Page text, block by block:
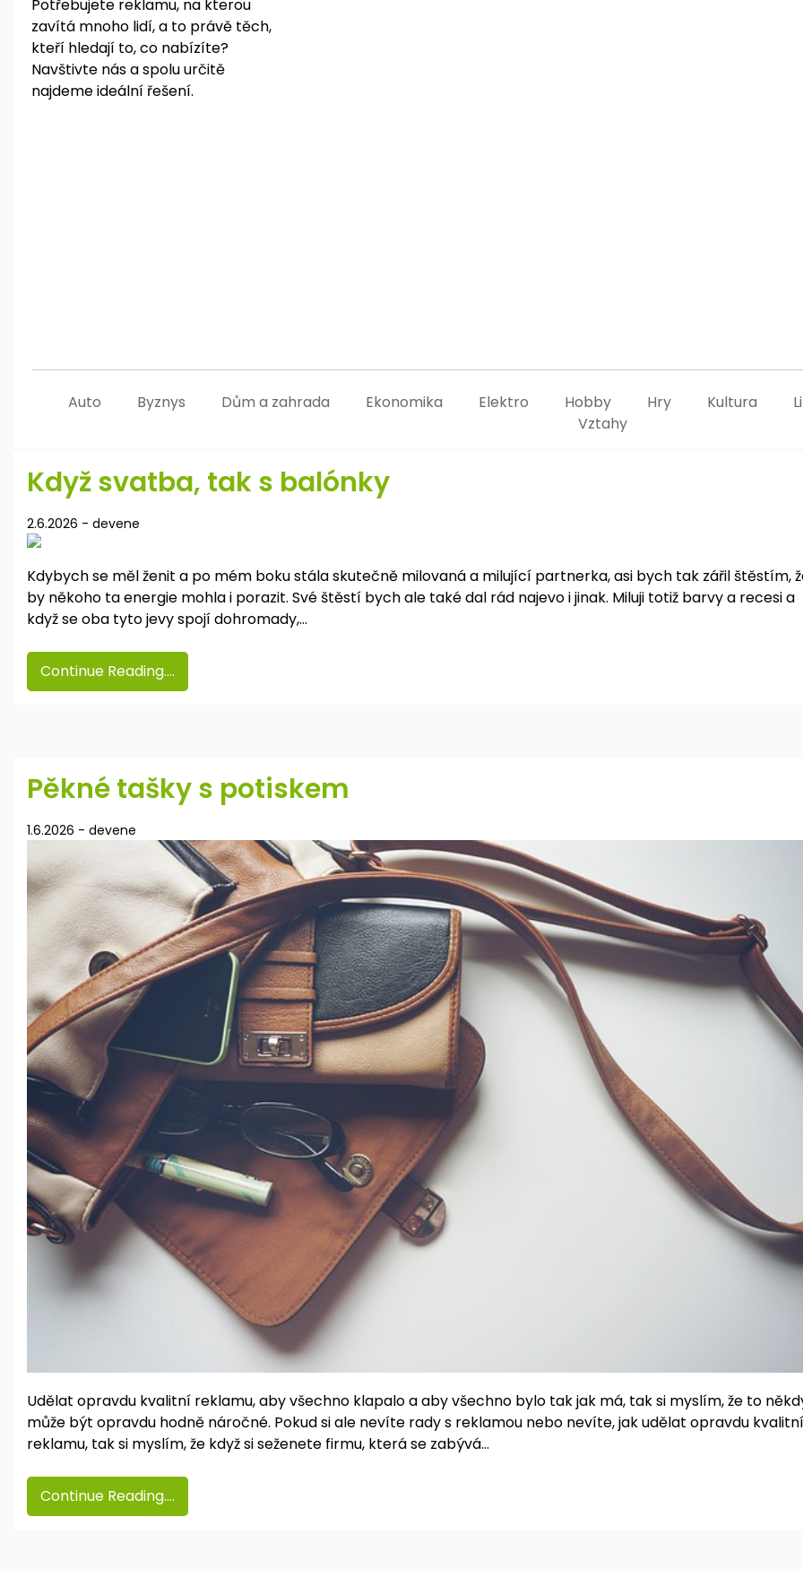
contentPotřebujete reklamu, na kterou
zavítá mnoho lidí, a to právě těch,
kteří hledají to, co nabízíte?
Navštivte nás a spolu určitě
najdeme ideální řešení.
Auto Byznys Dům a zahrada Ekonomika Elektro Hobby Hry Kultura
Vztahy
Když svatba, tak s balónky
2.6.2026 - devene
Kdybych se měl ženit a po mém boku stála skutečně milovaná a milující partnerka, asi bych tak zářil štěstím,
by někoho ta energie mohla i porazit. Své štěstí bych ale také dal rád najevo i jinak. Miluji totiž barvy a recesi a
když se oba tyto jevy spojí dohromady,…
Continue Reading....
Pěkné tašky s potiskem
1.6.2026 - devene
Udělat opravdu kvalitní reklamu, aby všechno klapalo a aby všechno bylo tak jak má, tak si myslím, že to
může být opravdu hodně náročné. Pokud si ale nevíte rady s reklamou nebo nevíte, jak udělat opravdu kvalitní
reklamu, tak si myslím, že když si seženete firmu, která se zabývá…
Continue Reading....